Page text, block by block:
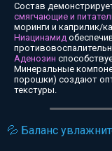
Состав
смягчающие и
моринги и каприлик/
Ниацинамид
Аденозин
Минеральные
порошки) создают
текстуры.
💦 Баланс